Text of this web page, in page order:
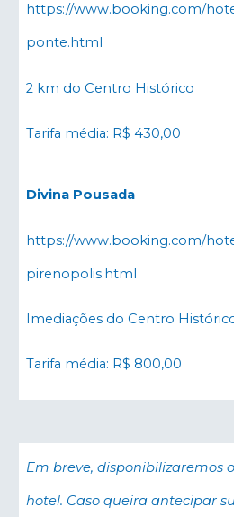
https://www.booking.com/
ponte.html
2 km do Centro Histórico
Tarifa média: R$ 430,00
Divina Pousada
https://www.booking.com/
pirenopolis.html
Imediações do Centro
Tarifa média: R$ 800,00
Em breve, disponibilizaremos
hotel. Caso queira antecipar